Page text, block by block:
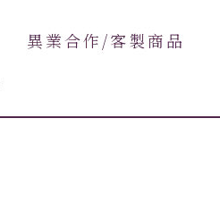
異業合作/客製商品